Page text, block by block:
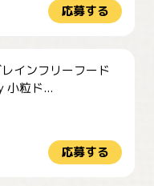
応募する
インフリーフード
小粒ド...
応募する